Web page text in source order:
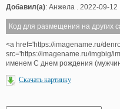
Добавил(а): Анжела . 2022-09-12
Код для размещения на других
<a href='https://imagename.ru/
src='https://imagename.ru/imgbig/
именем С днем рождения
Скачать картинку